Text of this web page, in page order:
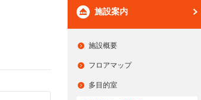
施設案内
施設概要
フロアマップ
多目的室